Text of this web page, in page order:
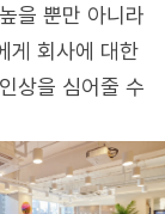
을 뿐만 아니라
게 회사에 대한
상을 심어줄 수